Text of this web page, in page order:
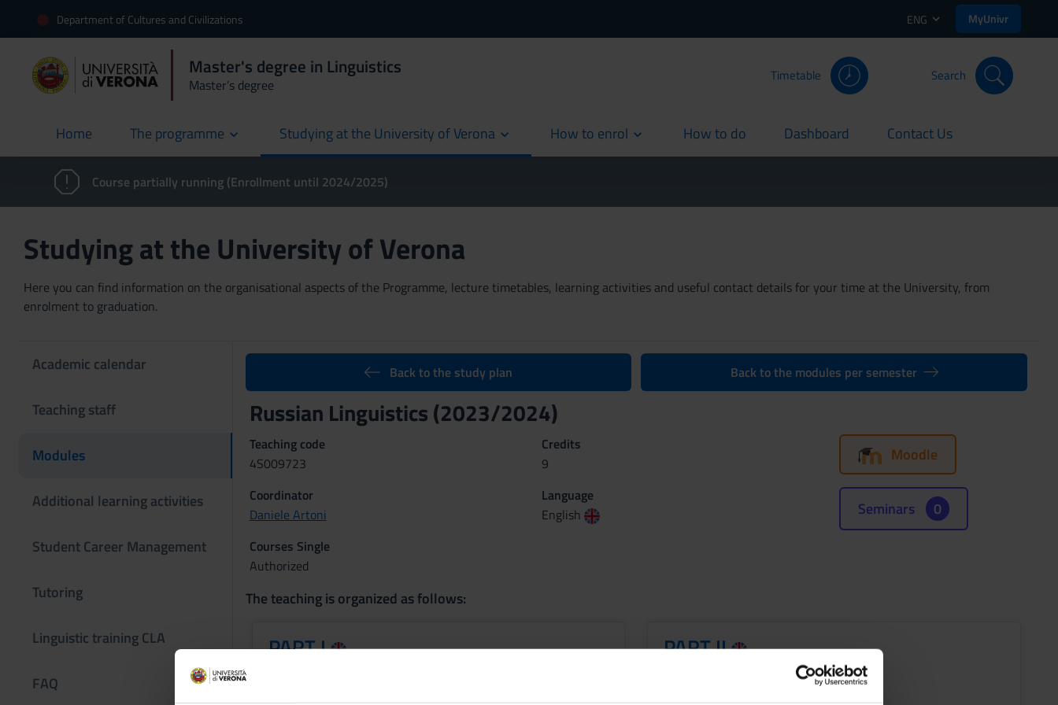
Department of Cultures and Civilizations ENG MyUnivr
Master's degree in Linguistics
Master’s degree
Timetable Search
Home
current The programme Studying at the University of Verona How to enrol How to do
current Dashboard
current Contact Us
current
Course partially running (Enrollment until 2024/2025)
Studying at the University of Verona
Here you can find information on the organisational aspects of the Programme, lecture timetables, learning activities and useful contact details for your time at the University, from
enrolment to graduation.
Academic calendar
Teaching staff
Modules
Additional learning activities
Student Career Management
Tutoring
Linguistic training CLA
FAQ
Back to the study plan Back to the modules per semester
Russian Linguistics (2023/2024)
Teaching code
4S009723
Credits
9
Coordinator
Daniele Artoni
Language
English
Courses Single
Authorized
Moodle
Seminars 0
The teaching is organized as follows:
PART I
6
CuCi 2 A
PART II
3
Period
CuCi 2 B